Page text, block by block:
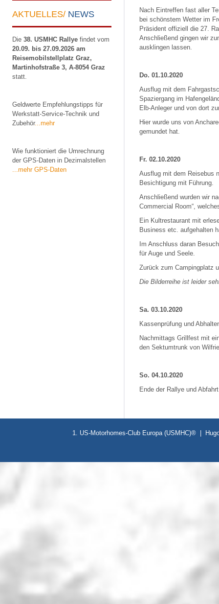
AKTUELLES/ NEWS
Die 38. USMHC Rallye findet vom
20.09. bis 27.09.2026 am
Reisemobilstellplatz Graz,
Martinhofstraße 3, A-8054 Graz
statt.
Geldwerte Empfehlungstipps für
Werkstatt-Service-Technik und
Zubehör...mehr
Wie funktioniert die Umrechnung
der GPS-Daten in Dezimalstellen
...mehr GPS-Daten
Nach Eintreffen fast aller
bei schönstem Wetter im
Präsident offiziell die 27.
Anschließend gingen wir
ausklingen lassen.
Do. 01.10.2020
Ausflug mit dem
Spaziergang im
Elb-Anleger und von dort
Hier wurde uns von
gemundet hat.
Fr. 02.10.2020
Ausflug mit dem Reisebus
Besichtigung mit Führung.
Anschließend wurden wir
Commercial Room“,
Ein Kultrestaurant mit
Business etc. aufgehalten
Im Anschluss daran
für Auge und Seele.
Zurück zum Campingplatz
Die Bilderreihe ist leider
Sa. 03.10.2020
Kassenprüfung und
Nachmittags Grillfest mit
den Sektumtrunk von
So. 04.10.2020
Ende der Rallye und
1. US-Motorhomes-Club Europa (USMHC)® |